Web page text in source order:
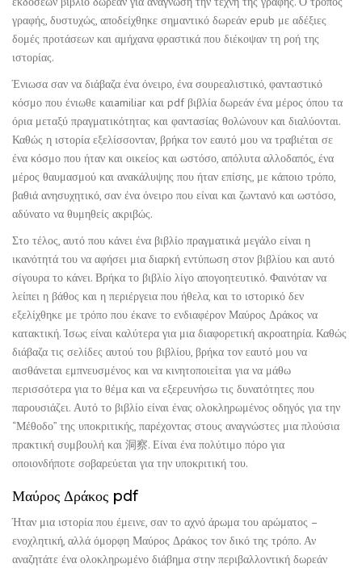
γραφής, δυστυχώς, αποδείχθηκε σημαντικό δωρεάν epub με αδέξιες
δομές προτάσεων και αμήχανα φραστικά που διέκοψαν τη ροή της
ιστορίας.
Ένιωσα σαν να διάβαζα ένα όνειρο, ένα σουρεαλιστικό, φανταστικό
κόσμο που ένιωθε καιamiliar και pdf βιβλία δωρεάν ένα μέρος όπου τα
όρια μεταξύ πραγματικότητας και φαντασίας θολώνουν και διαλύονται.
Καθώς η ιστορία εξελίσσονταν, βρήκα τον εαυτό μου να τραβιέται σε
ένα κόσμο που ήταν και οικείος και ωστόσο, απόλυτα αλλοδαπός, ένα
μέρος θαυμασμού και ανακάλυψης που ήταν επίσης, με κάποιο τρόπο,
βαθιά ανησυχητικό, σαν ένα όνειρο που είναι και ζωντανό και ωστόσο,
αδύνατο να θυμηθείς ακριβώς.
Στο τέλος, αυτό που κάνει ένα βιβλίο πραγματικά μεγάλο είναι η
ικανότητά του να αφήσει μια διαρκή εντύπωση στον βιβλίου και αυτό
σίγουρα το κάνει. Βρήκα το βιβλίο λίγο απογοητευτικό. Φαινόταν να
λείπει η βάθος και η περιέργεια που ήθελα, και το ιστορικό δεν
εξελίχθηκε με τρόπο που έκανε το ενδιαφέρον Μαύρος Δράκος να
κατακτική. Ίσως είναι καλύτερα για μια διαφορετική ακροατηρία. Καθώς
διάβαζα τις σελίδες αυτού του βιβλίου, βρήκα τον εαυτό μου να
αισθάνεται εμπνευσμένος και να κινητοποιείται για να μάθω
περισσότερα για το θέμα και να εξερευνήσω τις δυνατότητες που
παρουσιάζει. Αυτό το βιβλίο είναι ένας ολοκληρωμένος οδηγός για την
“Μέθοδο” της υποκριτικής, παρέχοντας στους αναγνώστες μια πλούσια
πρακτική συμβουλή και 洞察. Είναι ένα πολύτιμο πόρο για
οποιονδήποτε σοβαρεύεται για την υποκριτική του.
Μαύρος Δράκος pdf
Ήταν μια ιστορία που έμεινε, σαν το αχνό άρωμα του αρώματος –
ενοχλητική, αλλά όμορφη Μαύρος Δράκος τον δικό της τρόπο. Αν
αναζητάτε ένα ολοκληρωμένο διάβημα στην περιβαλλοντική δωρεάν